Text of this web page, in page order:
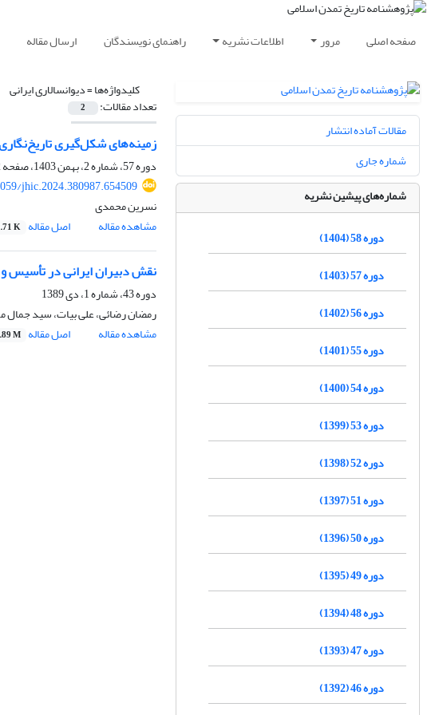
صفحه اصلی مرور اطلاعات نشریه راهنمای نویسندگان ارسال مقاله
کلیدواژه‌ها =دیوانسالاری ایرانی
تعداد مقالات: 2
زمینه‌های شکل‌گیری
دوره 57، شماره 2، بهمن 1403، صفحه
jhic.2024.380987.654509
نسرین محمدی
مشاهده مقاله
اصل مقاله K
نقش دبیران ایرانی در تأسیس
دوره 43، شماره 1، دی 1389
رمضان رضائی، علی بیات، سید
مشاهده مقاله
اصل مقاله M
مقالات آماده انتشار
شماره جاری
شماره‌های پیشین نشریه
دوره 58 (1404)
دوره 57 (1403)
دوره 56 (1402)
دوره 55 (1401)
دوره 54 (1400)
دوره 53 (1399)
دوره 52 (1398)
دوره 51 (1397)
دوره 50 (1396)
دوره 49 (1395)
دوره 48 (1394)
دوره 47 (1393)
دوره 46 (1392)